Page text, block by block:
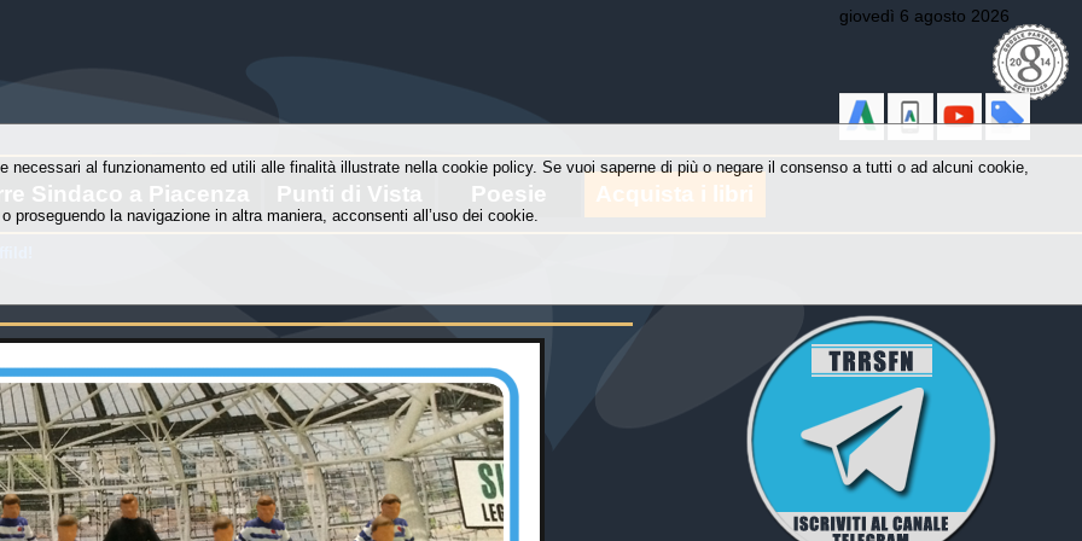
giovedì 6 agosto 2026
Sindaco a Piacenza Punti di Vista Poesie Acquista i libri
al funzionamento ed utili alle finalità illustrate nella cookie policy. Se vuoi saperne di più o negare il consenso a tutti o ad alcuni cookie,
la navigazione in altra maniera, acconsenti all’uso dei cookie.